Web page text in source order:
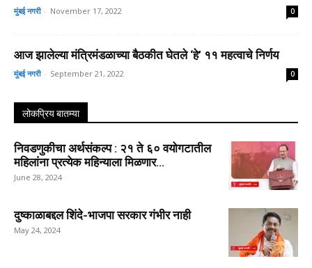
मुंबई नगरी - November 17, 2022 0
आज झालेल्या मंत्रिमंडळाच्या बैठकीत घेतले ‘हे’ ११ महत्वाचे निर्णय
मुंबई नगरी - September 21, 2022 0
लोकप्रिय बातम्या
निवडणुकीचा अर्थसंकल्प : २१ ते ६० वयोगटातील
महिलांना प्रत्येक महिन्याला मिळणार...
June 28, 2024
दुष्काळाबद्दल शिंदे-भाजपा सरकार गंभीर नाही
May 24, 2024